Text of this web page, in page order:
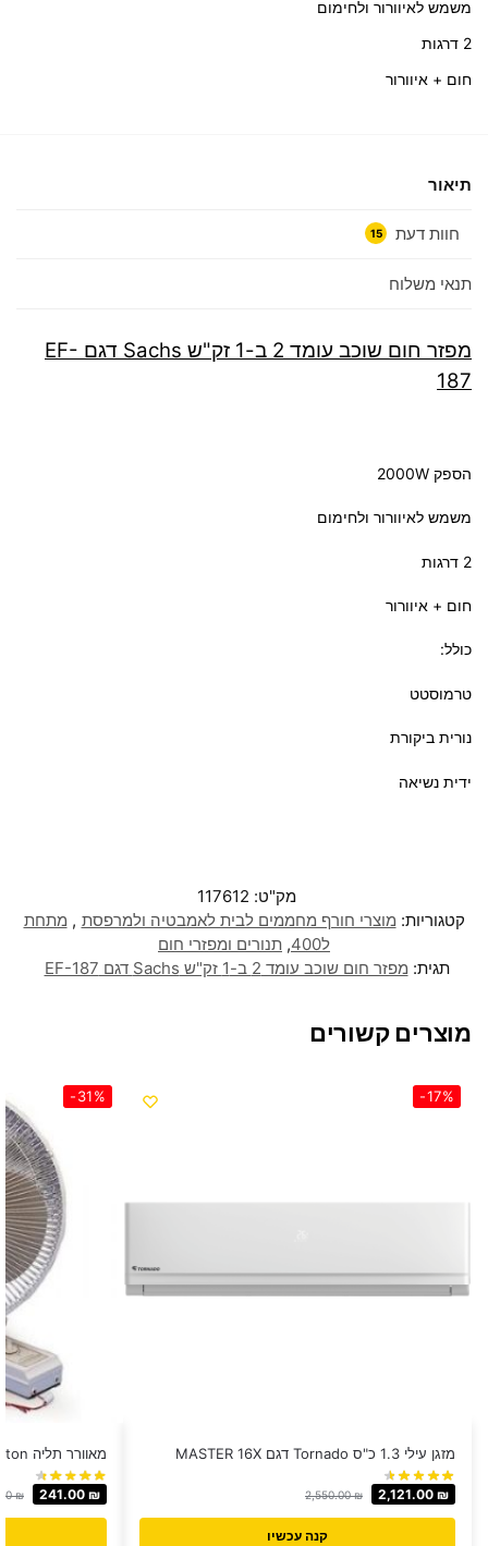
משמש לאיוורור ולחימום
2 דרגות
חום + איוורור
תיאור
חוות דעת 15
תנאי משלוח
מפזר חום שוכב עומד 2 ב-1 זק"ש Sachs דגם EF-
187
הספק 2000W
משמש לאיוורור ולחימום
2 דרגות
חום + איוורור
כולל:
טרמוסטט
נורית ביקורת
ידית נשיאה
מק"ט: 117612
קטגוריות: מוצרי חורף מחממים לבית לאמבטיה ולמרפסת , מתחת
ל400
, תנורים ומפזרי חום
תגית: מפזר חום שוכב עומד 2 ב-1 זק"ש Sachs דגם EF-187
מוצרים קשורים
-17%
מזגן עילי 1.3 כ"ס Tornado דגם MASTER 16X
2,550.00₪ 2,121.00 ₪
קנה עכשיו
-31%
‏מאוורר תליה Hemilton דגם HEM604
₪ 241.00 ₪